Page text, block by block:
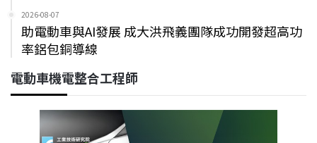
2026-08-07
助電動車與AI發展 成大洪飛義團隊成功開發超高功
率鋁包銅導線
電動車機電整合工程師